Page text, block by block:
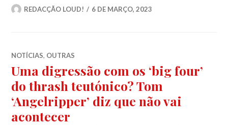
REDACÇÃO LOUD! 6 DE MARÇO, 2023
NOTÍCIAS, OUTRAS
Uma digressão com os ‘big four’
do thrash teutónico? Tom
‘Angelripper’ diz que não vai
acontecer